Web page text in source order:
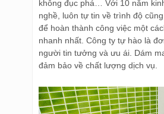
không đục phá… Với 10 năm
nghề, luôn tự tin về trình độ
để hoàn thành công việc một
nhanh nhất. Công ty tự hào là
người tin tưởng và ưu ái. Dám
đảm bảo về chất lượng dịch vụ.